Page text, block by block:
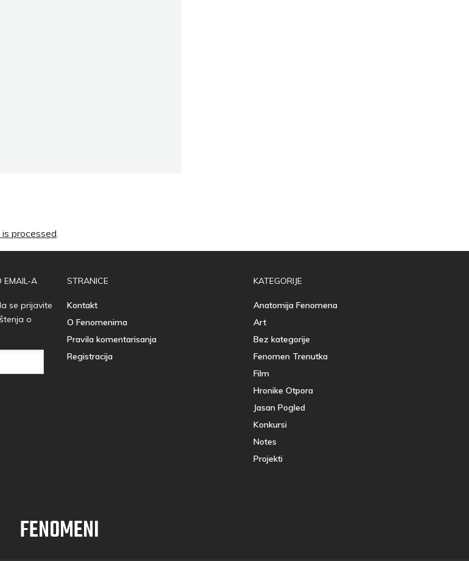
processed.
EMAIL-A
se prijavite
o
STRANICE
Kontakt
O Fenomenima
Pravila komentarisanja
Registracija
KATEGORIJE
Anatomija Fenomena
Art
Bez kategorije
Fenomen Trenutka
Film
Hronike Otpora
Jasan Pogled
Konkursi
Notes
Projekti
FENOMENI